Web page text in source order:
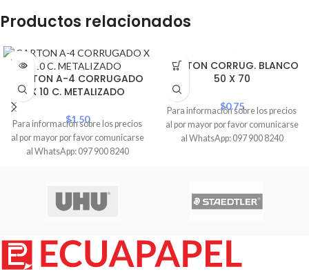
Productos relacionados
SOLD
OUT
CARTON A-4 CORRUGADO
X 10 C. METALIZADO
$1.50
Para información sobre los precios
al por mayor por favor comunicarse
al WhatsApp: 097 900 8240
CARTON CORRUG. BLANCO
50 X 70
$0.75
Para información sobre los precios
al por mayor por favor comunicarse
al WhatsApp: 097 900 8240